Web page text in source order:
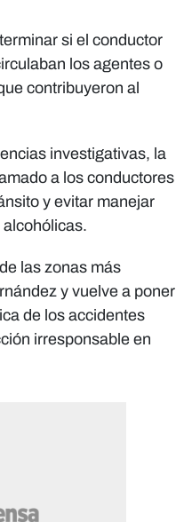
si el conductor
los agentes o
contribuyeron al
investigativas, la
a los conductores
y evitar manejar
las zonas más
y vuelve a poner
de los accidentes
irresponsable en